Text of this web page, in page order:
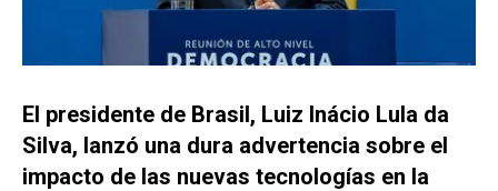
El presidente de Brasil, Luiz Inácio Lula da
Silva, lanzó una dura advertencia sobre el
impacto de las nuevas tecnologías en la